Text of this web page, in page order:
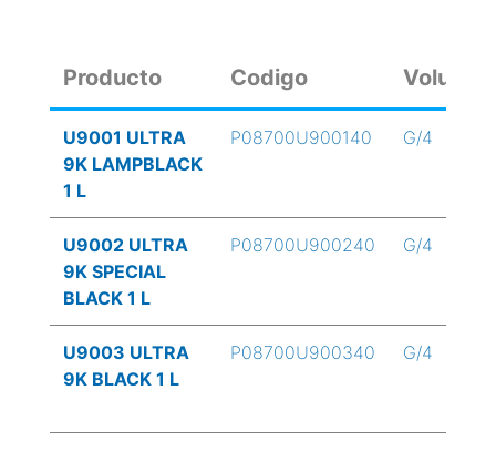
Producto Codigo Volumen
U9001 ULTRA
9K LAMPBLACK
1 L
P08700U900140 G/4
U9002 ULTRA
9K SPECIAL
BLACK 1 L
P08700U900240 G/4
U9003 ULTRA
9K BLACK 1 L
P08700U900340 G/4